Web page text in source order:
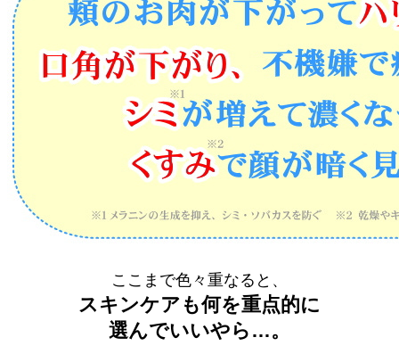
ここまで色々重なると、
スキンケアも何を重点的に
選んでいいやら…。